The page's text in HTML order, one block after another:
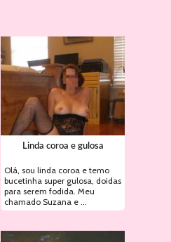
Linda coroa e gulosa
Olá, sou linda coroa e temo
bucetinha super gulosa, doidas
para serem fodida. Meu
chamado Suzana e ...